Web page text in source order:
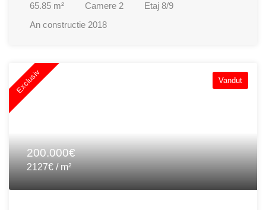
65.85 m² Camere 2 Etaj 8/9
An constructie 2018
Exclusiv Vandut
200.000€
2127€ / m²